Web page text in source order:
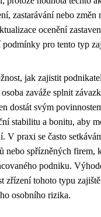
zastarávání nebo změn
ocenění
pro tento typ
jak zajistit
zaváže splnit
dostát svým
stabilitu a bonitu, aby
V praxi se často
nebo spřízněných firem,
podniku.
zřízení tohoto typu
osobního rizika.